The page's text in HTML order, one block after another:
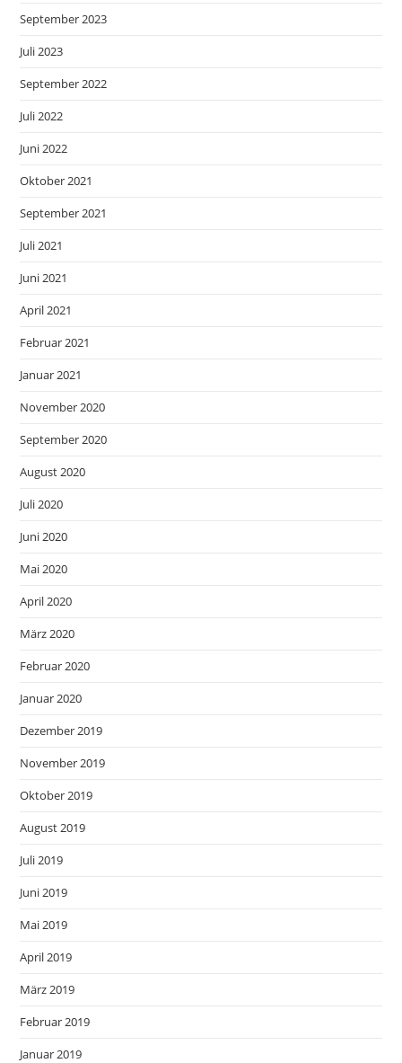
September 2023
Juli 2023
September 2022
Juli 2022
Juni 2022
Oktober 2021
September 2021
Juli 2021
Juni 2021
April 2021
Februar 2021
Januar 2021
November 2020
September 2020
August 2020
Juli 2020
Juni 2020
Mai 2020
April 2020
März 2020
Februar 2020
Januar 2020
Dezember 2019
November 2019
Oktober 2019
August 2019
Juli 2019
Juni 2019
Mai 2019
April 2019
März 2019
Februar 2019
Januar 2019